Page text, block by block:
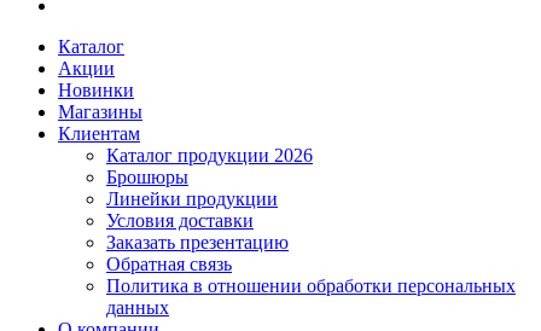
Каталог
Акции
Новинки
Магазины
Клиентам
Каталог продукции 2026
Брошюры
Линейки продукции
Условия доставки
Заказать презентацию
Обратная связь
Политика в отношении обработки персональных
данных